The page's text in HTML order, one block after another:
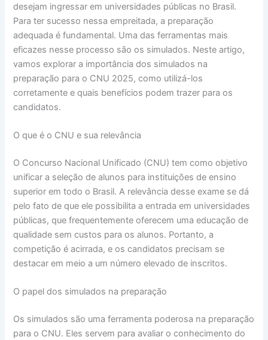
desejam ingressar em universidades públicas no Brasil.
Para ter sucesso nessa empreitada, a preparação
adequada é fundamental. Uma das ferramentas mais
eficazes nesse processo são os simulados. Neste artigo,
vamos explorar a importância dos simulados na
preparação para o CNU 2025, como utilizá-los
corretamente e quais benefícios podem trazer para os
candidatos.
O que é o CNU e sua relevância
O Concurso Nacional Unificado (CNU) tem como objetivo
unificar a seleção de alunos para instituições de ensino
superior em todo o Brasil. A relevância desse exame se dá
pelo fato de que ele possibilita a entrada em universidades
públicas, que frequentemente oferecem uma educação de
qualidade sem custos para os alunos. Portanto, a
competição é acirrada, e os candidatos precisam se
destacar em meio a um número elevado de inscritos.
O papel dos simulados na preparação
Os simulados são uma ferramenta poderosa na preparação
para o CNU. Eles servem para avaliar o conhecimento do